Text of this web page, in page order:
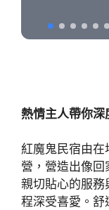
熱情主人帶你深
紅魔鬼民宿由
營，營造出像回
親切貼心的服務
程深受喜愛。舒